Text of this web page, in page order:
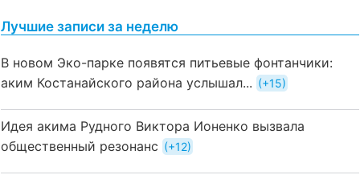
Лучшие записи за неделю
В новом Эко-парке появятся питьевые фонтанчики:
аким Костанайского района услышал...
+15
Идея акима Рудного Виктора Ионенко вызвала
общественный резонанс
+12